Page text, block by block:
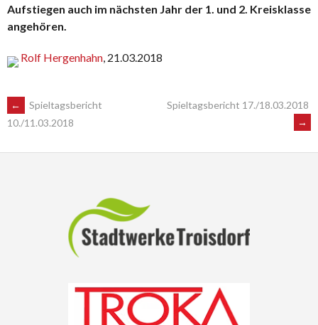
Aufstiegen auch im nächsten Jahr der 1. und 2. Kreisklasse
angehören.
Rolf Hergenhahn, 21.03.2018
POST
NAVIGATION
←
Spieltagsbericht
10./11.03.2018
Spieltagsbericht 17./18.03.2018
→